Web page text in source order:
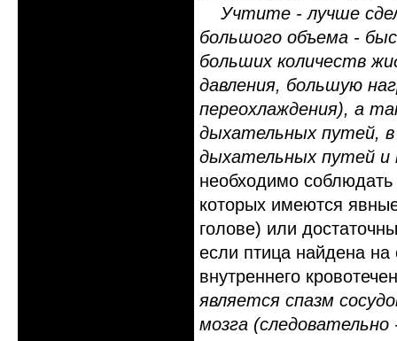
Учтите - лучше
большого объема -
больших количеств
давления, большую
переохлаждения), а
дыхательных путей, в
дыхательных путей и
необходимо
которых имеются
голове) или
если птица найдена на
внутреннего
является спазм
мозга